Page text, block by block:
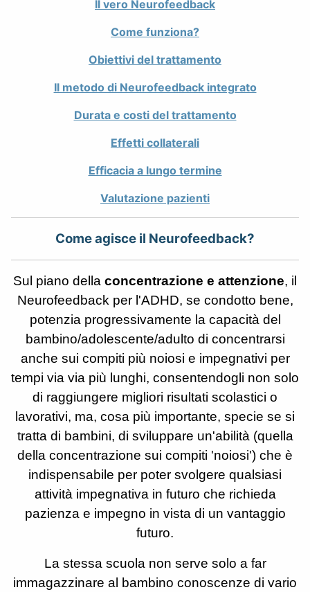
Il vero Neurofeedback
Come funziona?
Obiettivi del trattamento
Il metodo di Neurofeedback integrato
Durata e costi del trattamento
Effetti collaterali
Efficacia a lungo termine
Valutazione pazienti
Come agisce il Neurofeedback?
Sul piano della concentrazione e attenzione, il
Neurofeedback per l'ADHD, se condotto bene,
potenzia progressivamente la capacità del
bambino/adolescente/adulto di concentrarsi
anche sui compiti più noiosi e impegnativi per
tempi via via più lunghi, consentendogli non solo
di raggiungere migliori risultati scolastici o
lavorativi, ma, cosa più importante, specie se si
tratta di bambini, di sviluppare un'abilità (quella
della concentrazione sui compiti 'noiosi') che è
indispensabile per poter svolgere qualsiasi
attività impegnativa in futuro che richieda
pazienza e impegno in vista di un vantaggio
futuro.
La stessa scuola non serve solo a far
immagazzinare al bambino conoscenze di vario